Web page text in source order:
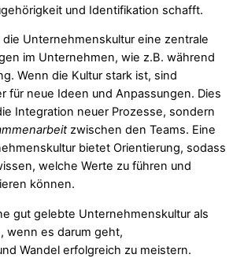
und Identifikation schafft.
die Unternehmenskultur eine zentrale
im Unternehmen, wie z.B. während
Wenn die Kultur stark ist, sind
für neue Ideen und Anpassungen. Dies
Integration neuer Prozesse, sondern
zwischen den Teams. Eine
bietet Orientierung, sodass
welche Werte zu führen und
können.
gut gelebte Unternehmenskultur als
wenn es darum geht,
Wandel erfolgreich zu meistern.